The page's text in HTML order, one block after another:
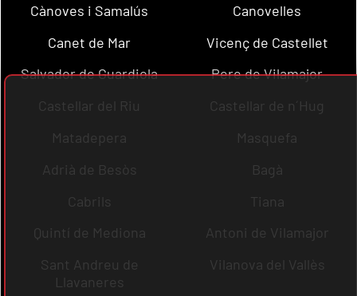
Cànoves i Samalús
Canovelles
Canet de Mar
Vicenç de Castellet
Salvador de Guardiola
Pere de Vilamajor
Castellar del Riu
Castellar de n´Hug
Matadepera
Masquefa
Adrià de Besòs
Bagà
Cabrils
Tiana
Quintí de Mediona
Antoni de Vilamajor
Sant Andreu de
Llavaneres
Vilanova del Vallès